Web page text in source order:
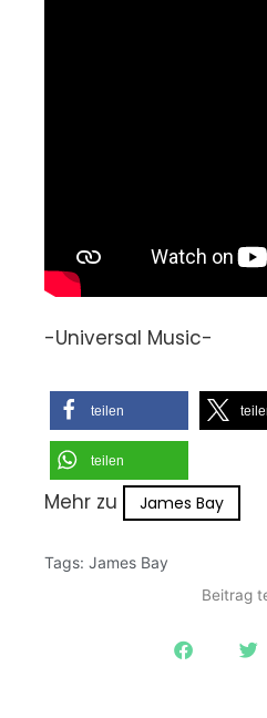
-Universal Music-
teilen
teilen
Mehr zu James Bay
Tags: James Bay
Beitrag